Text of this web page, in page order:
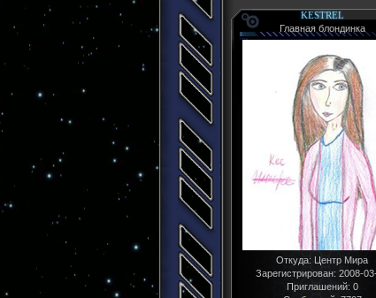
KESTREL
Главная блондинка
Откуда: Центр Мира
Зарегистрирован: 2008-
Приглашений: 0